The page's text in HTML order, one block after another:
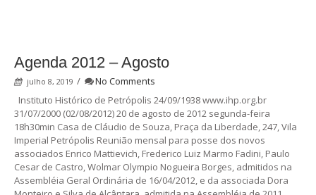
Agenda 2012 – Agosto
julho 8, 2019 /
No Comments
Instituto Histórico de Petrópolis 24/09/1938 www.ihp.org.br
31/07/2000 (02/08/2012) 20 de agosto de 2012 segunda-feira
18h30min Casa de Cláudio de Souza, Praça da Liberdade, 247, Vila
Imperial Petrópolis Reunião mensal para posse dos novos
associados Enrico Mattievich, Frederico Luiz Marmo Fadini, Paulo
Cesar de Castro, Wolmar Olympio Nogueira Borges, admitidos na
Assembléia Geral Ordinária de 16/04/2012, e da associada Dora